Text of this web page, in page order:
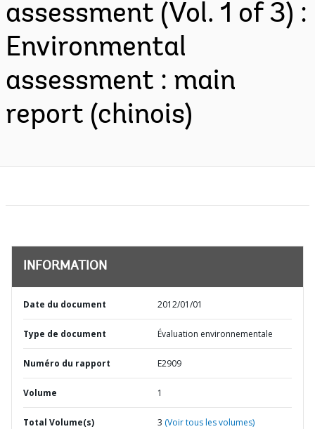
assessment (Vol. 1 of 3) :
Environmental
assessment : main
report (chinois)
INFORMATION
Date du document 2012/01/01
Type de document Évaluation environnementale
Numéro du rapport E2909
Volume 1
Total Volume(s) 3 (Voir tous les volumes)